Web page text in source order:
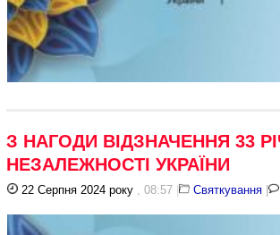
З НАГОДИ ВІДЗНАЧЕННЯ 33
НЕЗАЛЕЖНОСТІ УКРАЇНИ
22 Серпня 2024 року , 08:57 | Святкування |